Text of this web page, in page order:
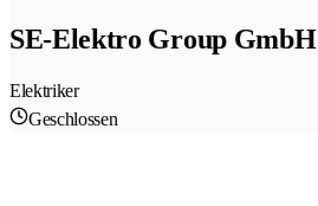
SE-Elektro Group GmbH
Elektriker
Geschlossen